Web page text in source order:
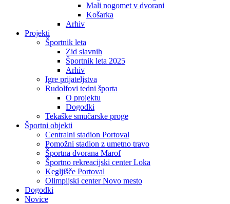
Mali nogomet v dvorani
Košarka
Arhiv
Projekti
Športnik leta
Zid slavnih
Športnik leta 2025
Arhiv
Igre prijateljstva
Rudolfovi tedni športa
O projektu
Dogodki
Tekaške smučarske proge
Športni objekti
Centralni stadion Portoval
Pomožni stadion z umetno travo
Športna dvorana Marof
Športno rekreacijski center Loka
Kegljišče Portoval
Olimpijski center Novo mesto
Dogodki
Novice